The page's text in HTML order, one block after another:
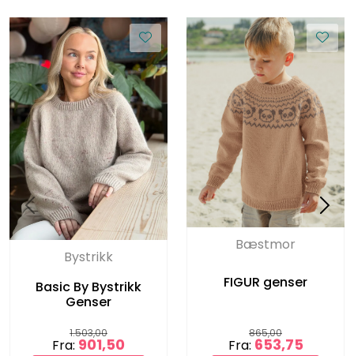
Bystrikk
Basic By Bystrikk
Genser
1.503,00
Fra: 901,50
Bæstmor
FIGUR genser
865,00
Fra: 653,75